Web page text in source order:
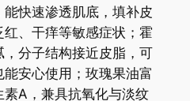
快速渗透肌底，填补皮
、干痒等敏感症状；霍
分子结构接近皮脂，可
安心使用；玫瑰果油富
A，兼具抗氧化与淡纹